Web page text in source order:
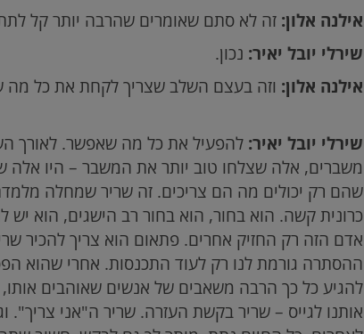
אילנה אלון: זה לא סתם שאומרים שהרבה יותר קל
שירלי יובל יאיר: נכון.
אילנה אלון: וזה בעצם השלב שצריך לקחת את כל מה
שירלי יובל יאיר: להפעיל את כל מה שאפשר. לאורך
משברים, אלה שצלחו טוב יותר את המשבר – היו אלה
שהם רק יכולים מה הם צריכים. זה שריר שמחלה
כרונית קשה. הוא בחור, הוא בחור רב הישגים, הוא יש
אדם הזה רק החזיק אחרים. פתאום הוא צריך להכיר
ההסתרה גורמת לנו רק לעוד התכנסות. אחרי שהוא
להגיע כל כך הרבה משאבים של אנשים שאוהבים
אותנו לגייס – שריר בקשת העזרה. שריר ה"אני צריך".